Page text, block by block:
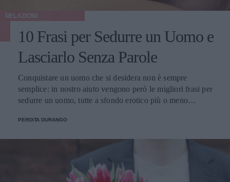
RELAZIONI
10 Frasi per Sedurre un Uomo e
Lasciarlo Senza Parole
Conquistare un uomo che si desidera non è sempre
semplice: in nostro aiuto vengono però le migliori frasi per
sedurre un uomo, tutte a sfondo erotico più o meno
PERDITA DURANGO